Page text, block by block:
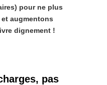
pour ne plus
augmentons
dignement !
pas